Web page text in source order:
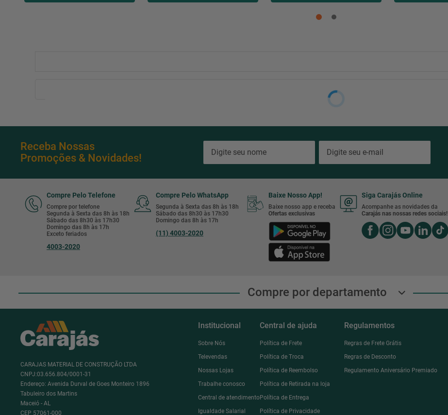
Receba Nossas
Promoções & Novidades!
Compre Pelo Telefone
Compre por telefone
Segunda à Sexta das 8h às 18h
Sábado das 8h30 às 17h30
Domingo das 8h às 17h
Exceto feriados
4003-2020
Compre Pelo WhatsApp
Segunda à Sexta das 8h às 18h
Sábado das 8h30 às 17h30
Domingo das 8h às 17h
(11) 4003-2020
Baixe Nosso App!
Baixe nosso app e receba
Ofertas exclusivas
Siga Carajás Online
Acompanhe as novidades da
Carajás nas nossas redes sociais!
Compre por departamento
CARAJAS MATERIAL DE CONSTRUÇÃO LTDA
CNPJ:03.656.804/0001-31
Endereço: Avenida Durval de Goes Monteiro 1896
Tabuleiro dos Martins
Maceió - AL
CEP 57061-000
Institucional
Sobre Nós
Televendas
Nossas Lojas
Trabalhe conosco
Central de atendimento
Igualdade Salarial
Central de ajuda
Política de Frete
Política de Troca
Política de Reembolso
Política de Retirada na loja
Política de Entrega
Política de Privacidade
Regulamentos
Regras de Frete Grátis
Regras de Desconto
Regulamento Aniversário Premiado